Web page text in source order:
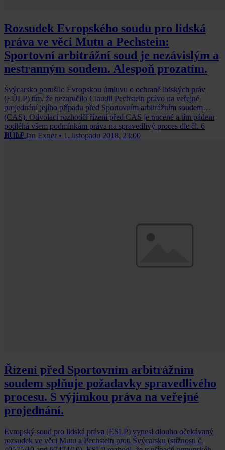
Rozsudek Evropského soudu pro lidská
práva ve věci Mutu a Pechstein:
Sportovní arbitrážní soud je nezávislým a
nestranným soudem. Alespoň prozatím.
Švýcarsko porušilo Evropskou úmluvu o ochraně lidských práv
(EÚLP) tím, že nezaručilo Claudii Pechstein právo na veřejné
projednání jejího případu před Sportovním arbitrážním soudem
(CAS). Odvolací rozhodčí řízení před CAS je nucené a tím pádem
podléhá všem podmínkám práva na spravedlivý proces dle čl. 6
EÚLP.
JUDr. Jan Exner • 1. listopadu 2018, 23:00
Řízení před Sportovním arbitrážním
soudem splňuje požadavky spravedlivého
procesu. S výjimkou práva na veřejné
projednání.
Evropský soud pro lidská práva (ESLP) vynesl dlouho očekávaný
rozsudek ve věci Mutu a Pechstein proti Švýcarsku (stížnosti č.